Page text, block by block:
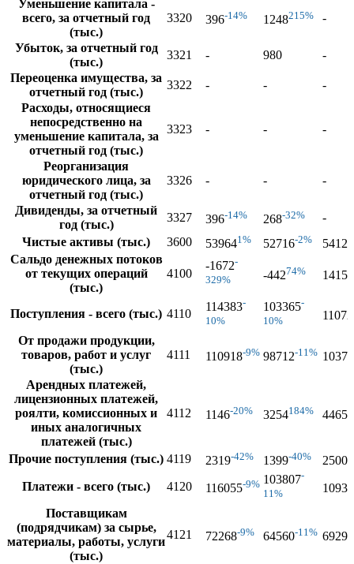
Уменьшение капитала -
всего, за отчетный год
(тыс.)
3320 396-14% 1248215% -
Убыток, за отчетный год
(тыс.)
3321 - 980
-
Переоценка имущества, за
отчетный год (тыс.)
3322 - -
-
Расходы, относящиеся
непосредственно на
уменьшение капитала, за
отчетный год (тыс.)
3323 - - -
Реорганизация
юридического лица, за
отчетный год (тыс.)
3326 - - -
Дивиденды, за отчетный
год (тыс.)
3327 396-14% 268-32%
-
Чистые активы (тыс.)
3600 539641% 52716-2%
54129
Сальдо денежных потоков
от текущих операций
(тыс.)
4100
-1672-
329%
-44274% 1415
Поступления - всего (тыс.) 4110
114383-
10%
103365-
10%
От продажи продукции,
товаров, работ и услуг
(тыс.)
4111 110918-9% 98712-11%
Арендных платежей,
лицензионных платежей,
роялти, комиссионных и
иных аналогичных
платежей (тыс.)
4112 1146-20% 3254184% 4465
Прочие поступления (тыс.) 4119 2319-42% 1399-40% 2500
Платежи - всего (тыс.) 4120 116055-9% 103807-
11%
Поставщикам
(подрядчикам) за сырье,
материалы, работы, услуги
(тыс.)
4121 72268-9% 64560-11% 69297